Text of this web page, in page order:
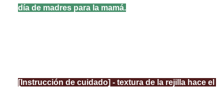
día de madres para la mamá.
[Instrucción de cuidado] - textura de la rejilla hace el